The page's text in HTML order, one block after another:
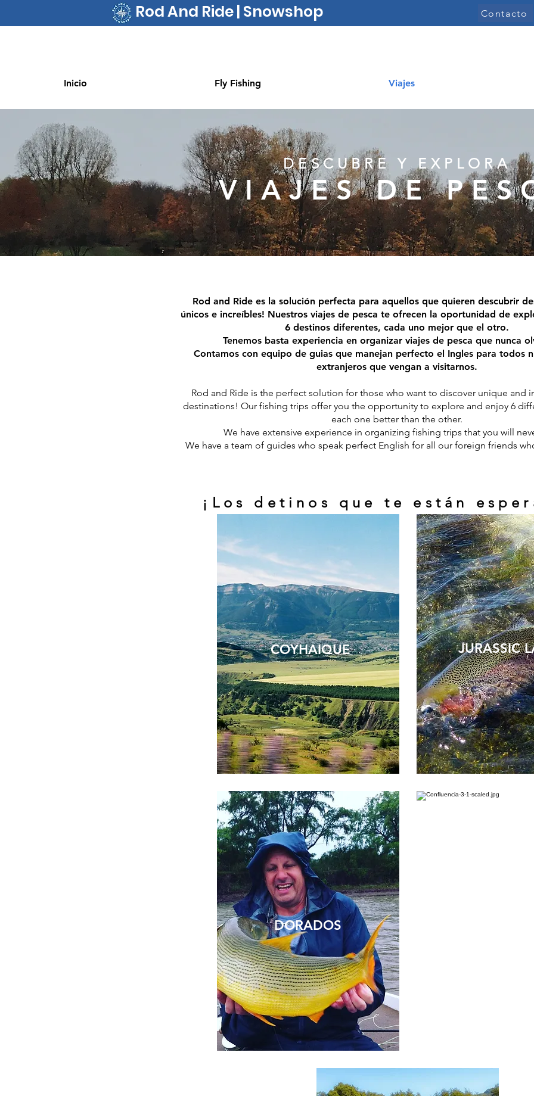
Contacto
Rod And Ride | Snowshop
Inicio Fly Fishing Viajes
DESCUBRE Y EXPLORA
VIAJES DE
Rod and Ride es la solución perfecta para aquellos que quieren descubrir
únicos e increíbles! Nuestros viajes de pesca te ofrecen la oportunidad de
6 destinos diferentes, cada uno mejor que el otro.
Tenemos basta experiencia en organizar viajes de pesca que nunca
Contamos con equipo de guias que manejan perfecto el Ingles para todos
extranjeros que vengan a visitarnos.
Rod and Ride is the perfect solution for those who want to discover unique and
destinations! Our fishing trips offer you the opportunity to explore and enjoy 6
each one better than the other.
We have extensive experience in organizing fishing trips that you will
We have a team of guides who speak perfect English for all our foreign friends
¡Los detinos que te están
COYHAIQUE
DORADOS
JURASSIC